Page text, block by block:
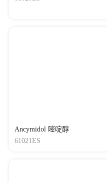
Ancymidol 嘧啶醇
61021ES